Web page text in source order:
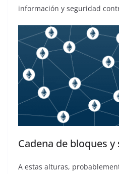
información y seguridad
Cadena de bloques
A estas alturas,